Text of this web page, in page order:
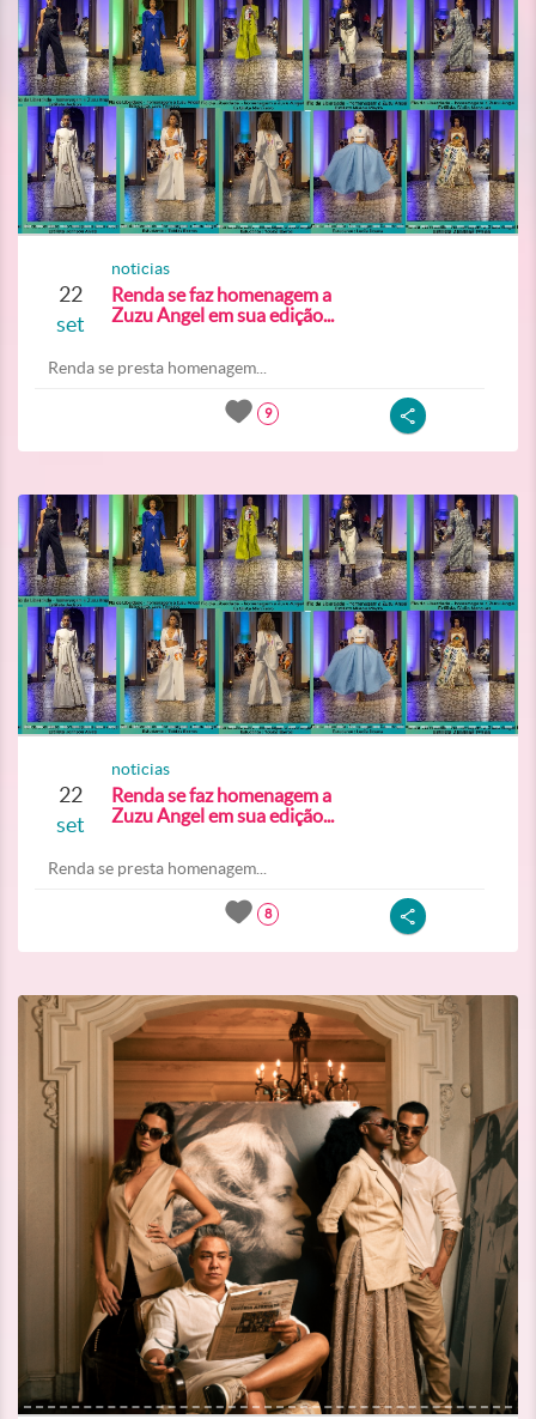
22
set
noticias
Renda se faz homenagem a
Zuzu Angel em sua edição...
Renda se presta homenagem...
9
22
set
noticias
Renda se faz homenagem a
Zuzu Angel em sua edição...
Renda se presta homenagem...
8